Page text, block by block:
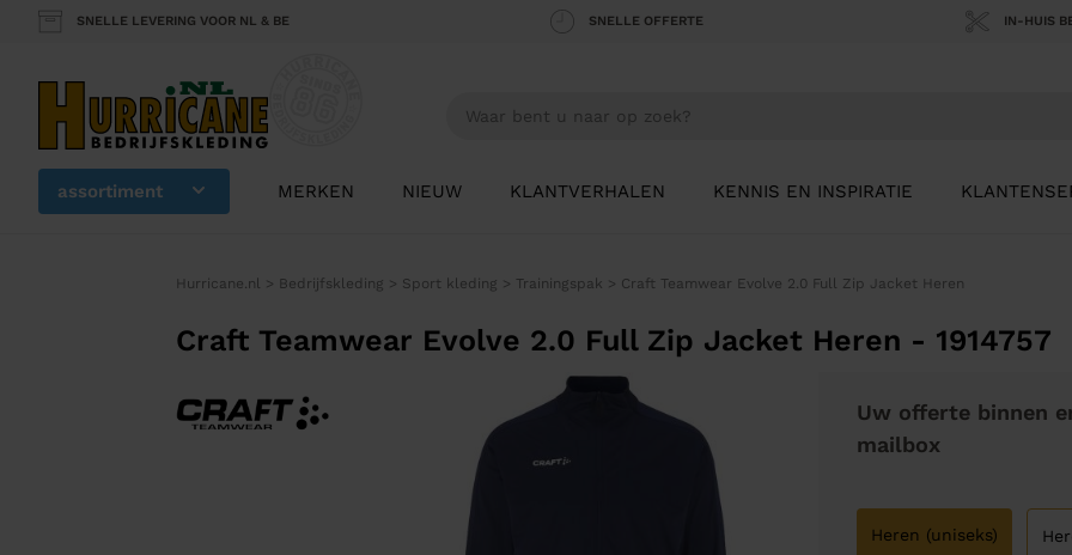
SNELLE LEVERING VOOR NL & BE SNELLE OFFERTE IN-HUIS
assortiment MERKEN NIEUW KLANTVERHALEN KENNIS EN INSPIRATIE
Hurricane.nl > Bedrijfskleding > Sport kleding > Trainingspak > Craft Teamwear Evolve 2.0 Full Zip Jacket Heren
Craft Teamwear Evolve 2.0 Full Zip Jacket Heren - 1914757
Uw offerte binnen
mailbox
Heren (uniseks)